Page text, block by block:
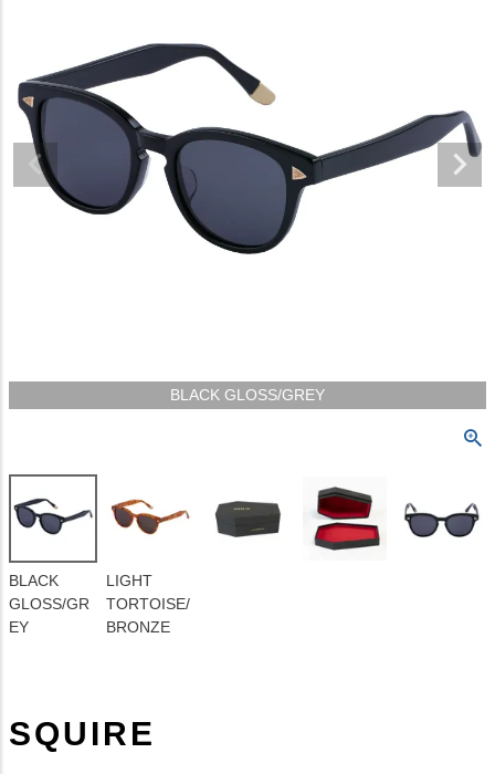
BLACK GLOSS/GREY
BLACK
GLOSS/GR
EY
LIGHT
TORTOISE/
BRONZE
SQUIRE